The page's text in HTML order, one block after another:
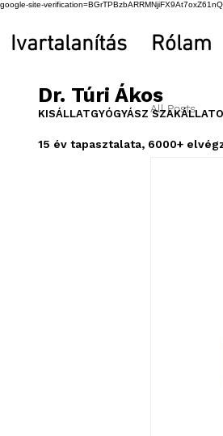
google-site-
Dr. Túri Ákos
KISÁLLATGYÓGYÁSZ
15 év tapasztalata, 6000+
Ivartalanítás Rólam
All Posts